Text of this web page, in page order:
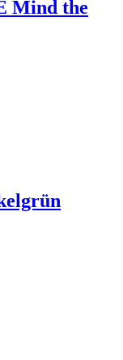
Mind the